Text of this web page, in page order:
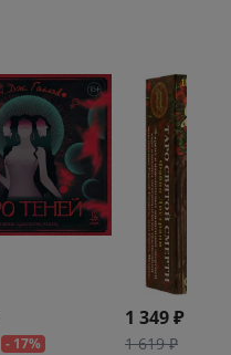
- 17%
1 349 ₽
1 619 ₽